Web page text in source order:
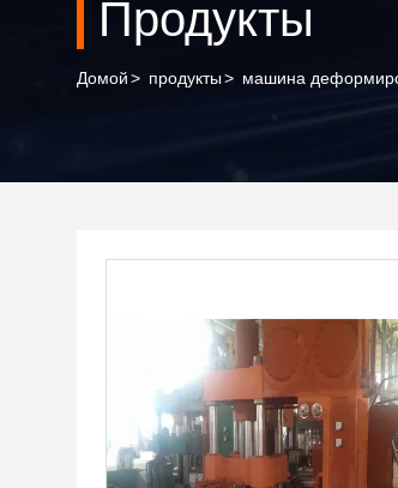
Продукты
Домой> продукты> машина